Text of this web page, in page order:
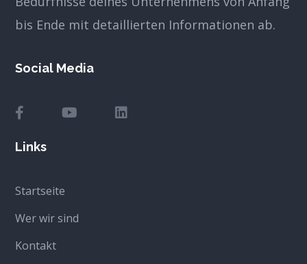
bis Ende mit detaillierten Informationen ab.
Social Media
Links
Startseite
Wer wir sind
Kontakt